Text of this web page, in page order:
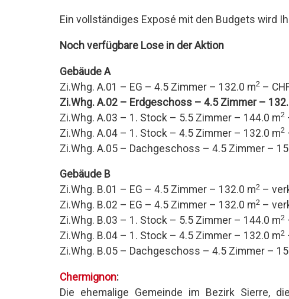
Ein vollständiges Exposé mit den Budgets wird
Noch verfügbare Lose in der Aktion
Gebäude A
Zi.Whg. A.01 – EG – 4.5 Zimmer – 132.0 m2–
Zi.Whg.A.02 – Erdgeschoss – 4.5 Zimmer –
Zi.Whg. A.03 – 1. Stock – 5.5 Zimmer – 144.0 m2
Zi.Whg. A.04 – 1. Stock – 4.5 Zimmer – 132.0 m2
Zi.Whg. A.05 – Dachgeschoss – 4.5 Zimmer –
Gebäude B
Zi.Whg. B.01 – EG – 4.5 Zimmer – 132.0 m2–
Zi.Whg. B.02 – EG – 4.5 Zimmer – 132.0 m2–
Zi.Whg. B.03 – 1. Stock – 5.5 Zimmer – 144.0 m2
Zi.Whg. B.04 – 1. Stock – 4.5 Zimmer – 132.0 m2
Zi.Whg. B.05 – Dachgeschoss – 4.5 Zimmer –
Chermignon:
Die ehemalige Gemeinde im Bezirk Sierre,